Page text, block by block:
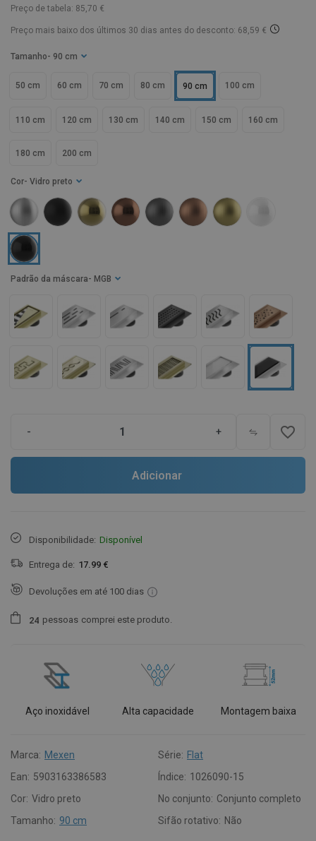
Preço de tabela: 85,70 €
Preço mais baixo dos últimos 30 dias antes do desconto: 68,59 €
Tamanho - 90 cm
50 cm 60 cm 70 cm 80 cm 90 cm 100 cm
110 cm 120 cm 130 cm 140 cm 150 cm 160 cm
180 cm 200 cm
Cor - Vidro preto
Padrão da máscara - MGB
- + favorite_border
Adicionar
Disponibilidade: Disponível
Entrega de: 17.99 €
Devoluções em até 100 dias
24 pessoas comprei este produto.
Aço inoxidável Alta capacidade Montagem baixa
Marca: Mexen Série: Flat
Ean: 5903163386583 Índice: 1026090-15
Cor: Vidro preto No conjunto: Conjunto completo
Tamanho: 90 cm Sifão rotativo: Não